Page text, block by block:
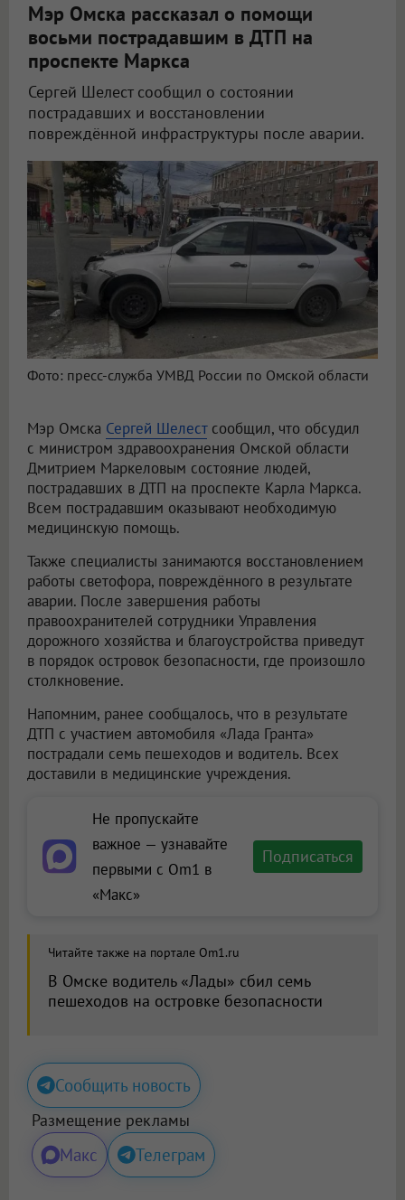
Мэр Омска рассказал о помощи
восьми пострадавшим в ДТП на
проспекте Маркса
Сергей Шелест сообщил о состоянии
пострадавших и восстановлении
повреждённой инфраструктуры после аварии.
Фото: пресс-служба УМВД России по Омской области
Мэр Омска Сергей Шелестсообщил, что обсудил
с министром здравоохранения Омской области
Дмитрием Маркеловым состояние людей,
пострадавших в ДТП на проспекте Карла Маркса.
Всем пострадавшим оказывают необходимую
медицинскую помощь.
Также специалисты занимаются восстановлением
работы светофора, повреждённого в результате
аварии. После завершения работы
правоохранителей сотрудники Управления
дорожного хозяйства и благоустройства приведут
в порядок островок безопасности, где произошло
столкновение.
Напомним, ранее сообщалось, что в результате
ДТП с участием автомобиля «Лада Гранта»
пострадали семь пешеходов и водитель. Всех
доставили в медицинские учреждения.
Не пропускайте
важное — узнавайте
первыми с Om1 в
«Макс»
Подписаться
Читайте также на портале Om1.ru
В Омске водитель «Лады» сбил семь
пешеходов на островке безопасности
Сообщить новость
Размещение рекламы
Макс Телеграм